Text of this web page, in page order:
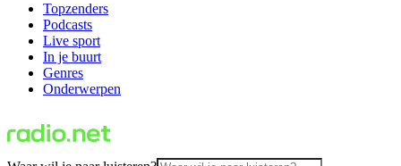
Topzenders
Podcasts
Live sport
In je buurt
Genres
Onderwerpen